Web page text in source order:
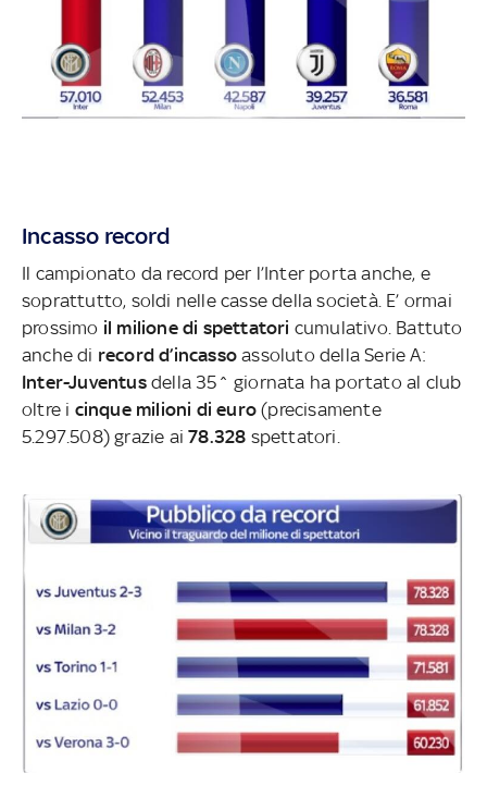
Incasso record
Il campionato da record per l’Inter porta anche, e
soprattutto, soldi nelle casse della società. E’ ormai
prossimo il milione di spettatori cumulativo. Battuto
anche di record d’incasso assoluto della Serie A:
Inter-Juventusdella 35^ giornata ha portato al club
oltre i cinque milioni di euro (precisamente
5.297.508) grazie ai78.328 spettatori.